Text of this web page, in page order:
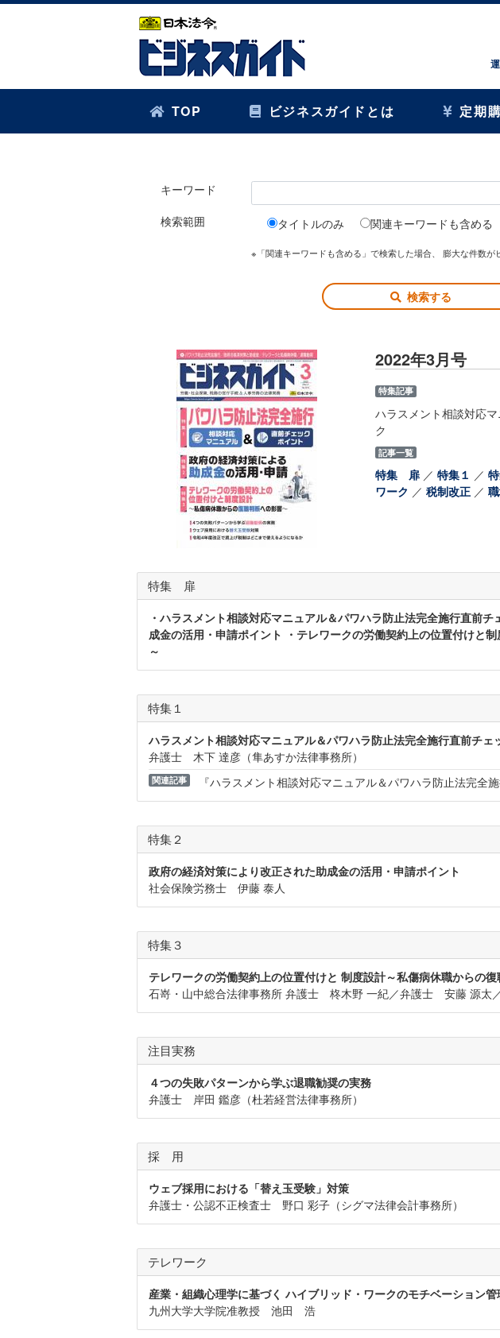
TOP ビジネスガイドとは 定期
キーワード
検索範囲 タイトルのみ 関連キーワードも含める
※「関連キーワードも含める」で検索した場合、 膨大な件数が
検索する
2022年3月号
特集記事
ハラスメント相談対応
ク
記事一覧
特集 扉 ／ 特集１ ／
ワーク ／ 税制改正 ／
特集 扉
・ハラスメント相談対応マニュアル＆パワハラ防止法完全施行直前
成金の活用・申請ポイント ・テレワークの労働契約上の位置付けと
～
特集１
ハラスメント相談対応マニュアル＆パワハラ防止法完全施行直前チェ
弁護士 木下 達彦（隼あすか法律事務所）
関連記事 『ハラスメント相談対応マニュアル＆パワハラ防止法完全
特集２
政府の経済対策により改正された助成金の活用・申請ポイント
社会保険労務士 伊藤 泰人
特集３
テレワークの労働契約上の位置付けと 制度設計～私傷病休職からの
石嵜・山中総合法律事務所 弁護士 柊木野 一紀／弁護士 安藤 源太
注目実務
４つの失敗パターンから学ぶ退職勧奨の実務
弁護士 岸田 鑑彦（杜若経営法律事務所）
採 用
ウェブ採用における「替え玉受験」対策
弁護士・公認不正検査士 野口 彩子（シグマ法律会計事務所）
テレワーク
産業・組織心理学に基づく ハイブリッド・ワークのモチベーション管
九州大学大学院准教授 池田 浩